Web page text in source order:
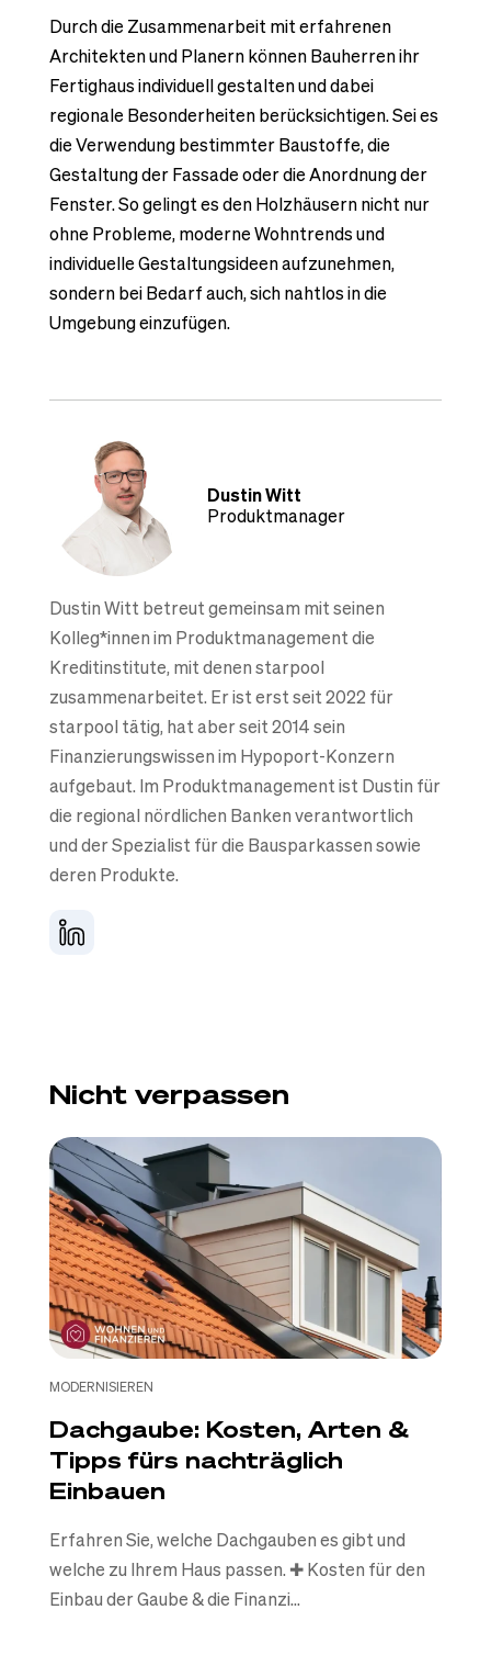
Durch die Zusammenarbeit mit erfahrenen
Architekten und Planern können Bauherren ihr
Fertighaus individuell gestalten und dabei
regionale Besonderheiten berücksichtigen. Sei es
die Verwendung bestimmter Baustoffe, die
Gestaltung der Fassade oder die Anordnung der
Fenster. So gelingt es den Holzhäusern nicht nur
ohne Probleme, moderne Wohntrends und
individuelle Gestaltungsideen aufzunehmen,
sondern bei Bedarf auch, sich nahtlos in die
Umgebung einzufügen.
Dustin Witt
Produktmanager
Dustin Witt betreut gemeinsam mit seinen
Kolleg*innen im Produktmanagement die
Kreditinstitute, mit denen starpool
zusammenarbeitet. Er ist erst seit 2022 für
starpool tätig, hat aber seit 2014 sein
Finanzierungswissen im Hypoport-Konzern
aufgebaut. Im Produktmanagement ist Dustin für
die regional nördlichen Banken verantwortlich
und der Spezialist für die Bausparkassen sowie
deren Produkte.
Nicht verpassen
MODERNISIEREN
Dachgaube: Kosten, Arten &
Tipps fürs nachträglich
Einbauen
Erfahren Sie, welche Dachgauben es gibt und
welche zu Ihrem Haus passen. ✚ Kosten für den
Einbau der Gaube & die Finanzi...